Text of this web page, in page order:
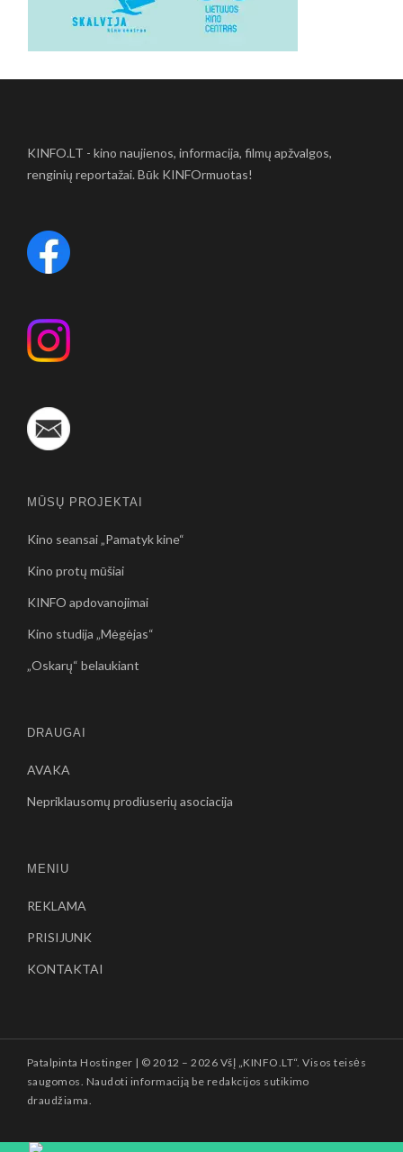
KINFO.LT - kino naujienos, informacija, filmų apžvalgos,
renginių reportažai. Būk KINFOrmuotas!
MŪSŲ PROJEKTAI
Kino seansai „Pamatyk kine“
Kino protų mūšiai
KINFO apdovanojimai
Kino studija „Mėgėjas“
„Oskarų“ belaukiant
DRAUGAI
AVAKA
Nepriklausomų prodiuserių asociacija
MENIU
REKLAMA
PRISIJUNK
KONTAKTAI
Patalpinta Hostinger | © 2012 –2026 VšĮ „KINFO.LT“. Visos teisės
saugomos. Naudoti informaciją be redakcijos sutikimo
draudžiama.